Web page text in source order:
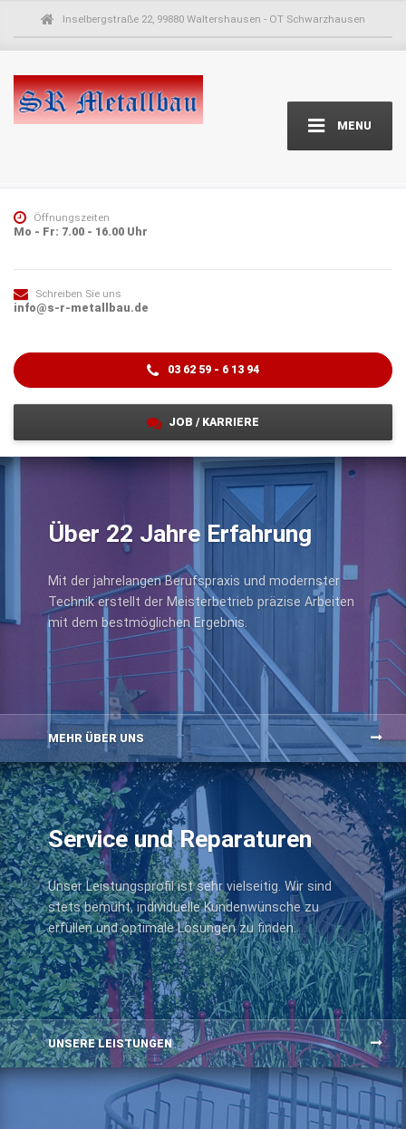
Inselbergstraße 22, 99880 Waltershausen - OT Schwarzhausen
MENU
JOB / KARRIERE
Öffnungszeiten
Mo - Fr: 7.00 - 16.00 Uhr
Schreiben Sie uns
info@s-r-metallbau.de
03 62 59 - 6 13 94
Über 22 Jahre Erfahrung
Mit der jahrelangen Berufspraxis und modernster
Technik erstellt der Meisterbetrieb präzise Arbeiten
mit dem bestmöglichen Ergebnis.
MEHR ÜBER UNS
Service und Reparaturen
Unser Leistungsprofil ist sehr vielseitig. Wir sind
stets bemüht, individuelle Kundenwünsche zu
erfüllen und optimale Lösungen zu finden.
UNSERE LEISTUNGEN